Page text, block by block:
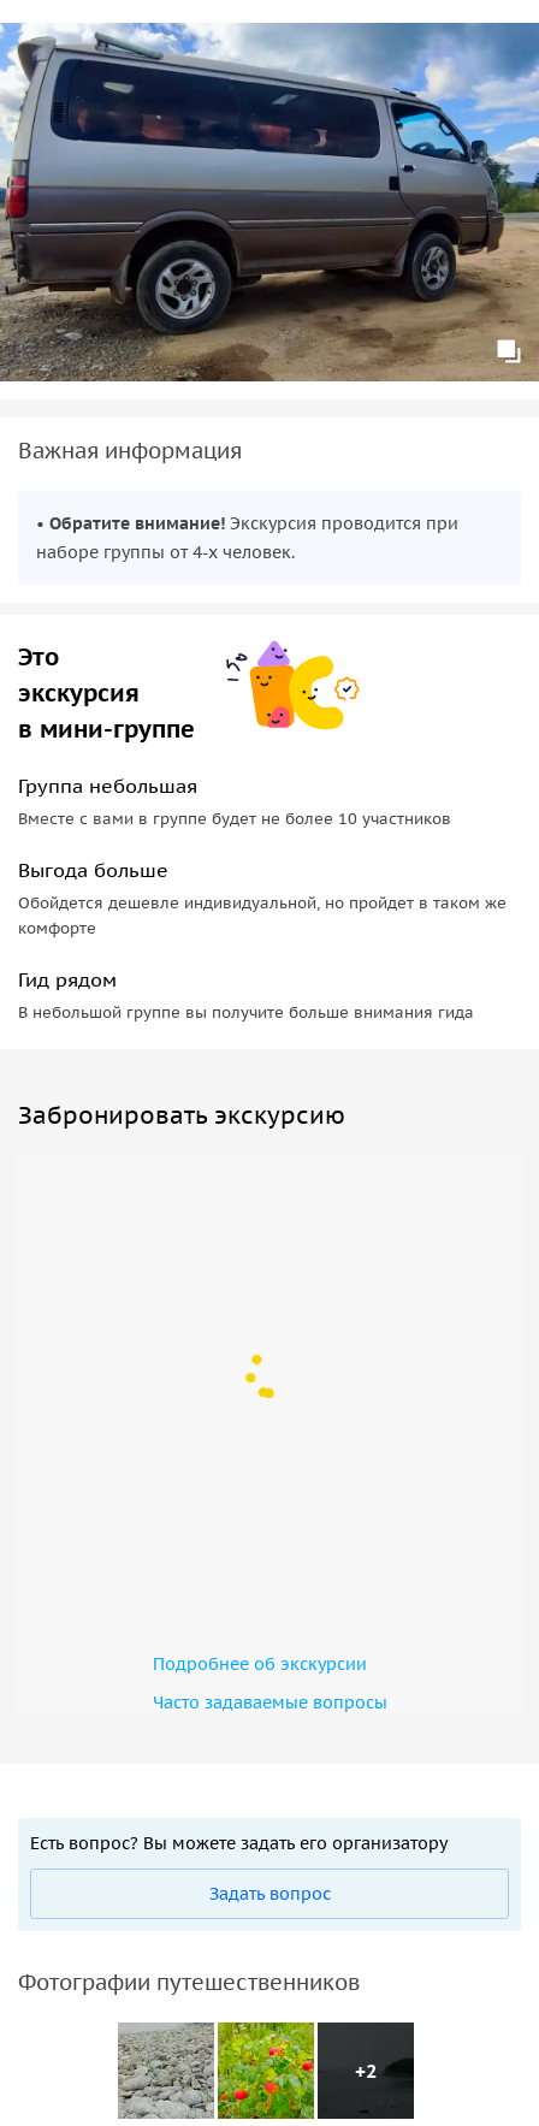
Важная информация
• Обратите внимание! Экскурсия проводится при
наборе группы от 4-х человек.
Это
экскурсия
в мини-группе
Группа небольшая
Вместе с вами в группе будет не более 10 участников
Выгода больше
Обойдется дешевле индивидуальной, но пройдет в таком же
комфорте
Гид рядом
В небольшой группе вы получите больше внимания гида
Забронировать экскурсию
Подробнее об экскурсии
Часто задаваемые вопросы
Есть вопрос? Вы можете задать его организатору
Задать вопрос
Фотографии путешественников
+2